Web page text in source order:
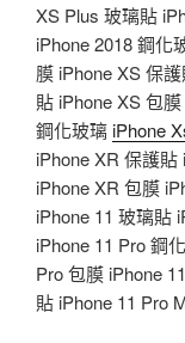
XS Plus 玻璃貼
iPhone 2018 鋼化
膜 iPhone XS 保
貼 iPhone XS 包膜
鋼化玻璃iPhone
iPhone XR 保護
iPhone XR 包膜
iPhone 11 玻璃貼
iPhone 11 Pro 鋼
Pro 包膜 iPhone
貼 iPhone 11 Pro